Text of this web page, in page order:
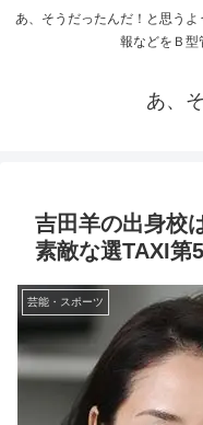
あ、そうだったんだ！と思う
報などをＢ型
あ、
吉田羊の出身校
素敵な選TAXI第
芸能・スポーツ